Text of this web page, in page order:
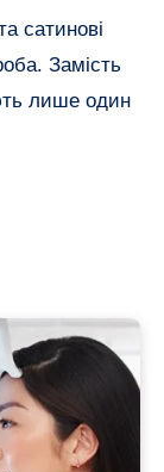
сатинові
Замість
лише один